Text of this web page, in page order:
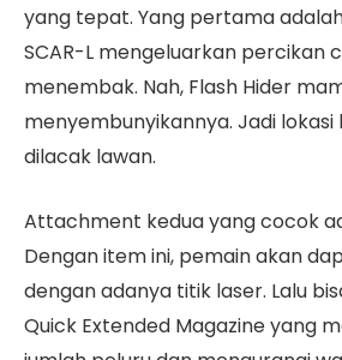
yang tepat. Yang pertama
SCAR-L mengeluarkan percikan
menembak. Nah, Flash Hider
menyembunyikannya. Jadi
dilacak lawan.
Attachment kedua yang cocok
Dengan item ini, pemain akan
dengan adanya titik laser. Lalu
Quick Extended Magazine yang